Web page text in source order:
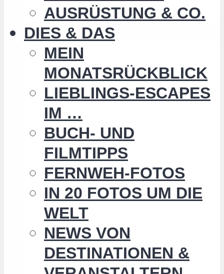
AUSRÜSTUNG & CO.
DIES & DAS
MEIN
MONATSRÜCKBLICK
LIEBLINGS-ESCAPES
IM …
BUCH- UND
FILMTIPPS
FERNWEH-FOTOS
IN 20 FOTOS UM DIE
WELT
NEWS VON
DESTINATIONEN &